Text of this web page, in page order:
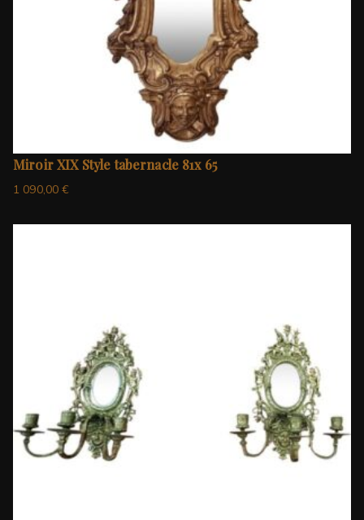
Miroir XIX Style tabernacle 81x 65
1 090,00€